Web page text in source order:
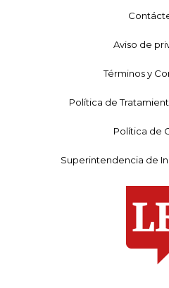
Aviso de
Términos y
Política de
Política de
Superintendencia de